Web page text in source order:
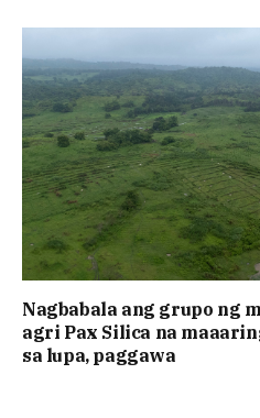
Nagbabala ang grupo ng
agri Pax Silica na
sa lupa, paggawa